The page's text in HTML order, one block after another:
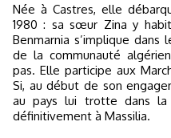
Née à Castres, elle
1980 : sa sœur Zina y
Benmarnia s’implique
de la communauté
pas. Elle participe aux
Si, au début de son
au pays lui trotte dans
définitivement à Massilia.